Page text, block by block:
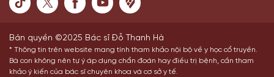
Bản quyền ©2025 Bác sĩ Đỗ Thanh Hà
* Thông tin trên website mang tính tham khảo nội bộ về y học cổ truyền.
Bà con không nên tự ý áp dụng chẩn đoán hay điều trị bệnh, cần tham
khảo ý kiến của bác sĩ chuyên khoa và cơ sở y tế.